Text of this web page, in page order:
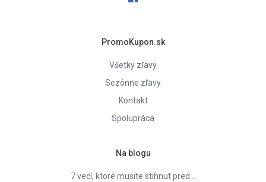
PromoKupon.sk
Všetky zľavy
Sezónne zľavy
Kontakt
Spolupráca
Na blogu
7 vecí, ktoré musite stihnut pred…